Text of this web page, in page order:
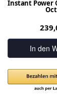
Instant Power
In den